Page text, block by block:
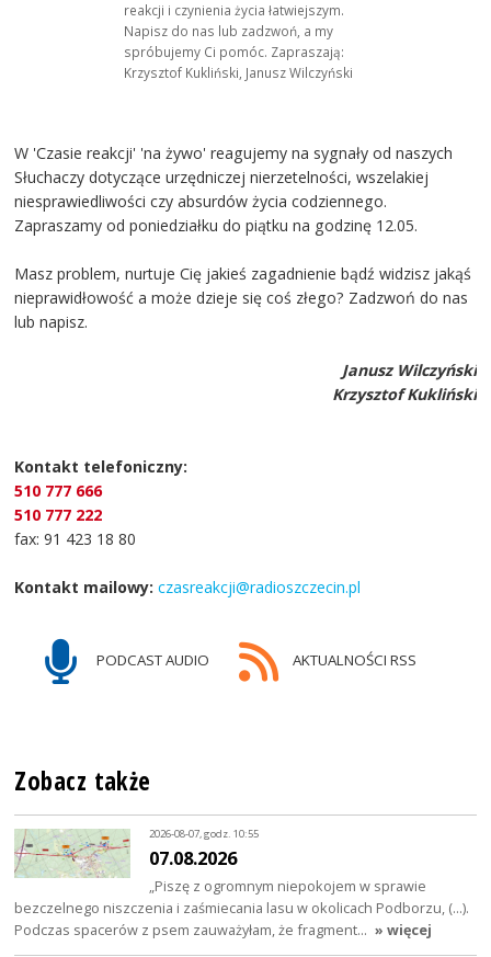
reakcji i czynienia życia łatwiejszym.
Napisz do nas lub zadzwoń, a my
spróbujemy Ci pomóc. Zapraszają:
Krzysztof Kukliński, Janusz Wilczyński
W 'Czasie reakcji' 'na żywo' reagujemy na sygnały od naszych
Słuchaczy dotyczące urzędniczej nierzetelności, wszelakiej
niesprawiedliwości czy absurdów życia codziennego.
Zapraszamy od poniedziałku do piątku na godzinę 12.05.
Masz problem, nurtuje Cię jakieś zagadnienie bądź widzisz jakąś
nieprawidłowość a może dzieje się coś złego? Zadzwoń do nas
lub napisz.
Janusz Wilczyński
Krzysztof Kukliński
Kontakt telefoniczny:
510 777 666
510 777 222
fax: 91 423 18 80
Kontakt mailowy: czasreakcji@radioszczecin.pl
PODCAST AUDIO AKTUALNOŚCI RSS
Zobacz także
2026-08-07, godz. 10:55
07.08.2026
„Piszę z ogromnym niepokojem w sprawie
bezczelnego niszczenia i zaśmiecania lasu w okolicach Podborzu, (…).
Podczas spacerów z psem zauważyłam, że fragment… » więcej